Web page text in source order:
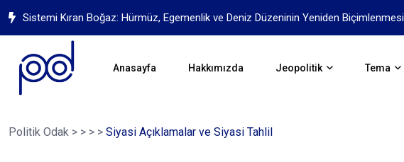
Sistemi Kıran Boğaz: Hürmüz, Egemenlik ve Deniz Düzeninin Yeniden Biçimlenmesi
Anasayfa Hakkımızda Jeopolitik Tema
Politik Odak > > > > Siyasi Açıklamalar ve Siyasi Tahlil